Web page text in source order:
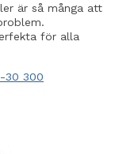
är så många att
för alla
30 300